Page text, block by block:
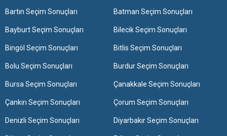
Bartın Seçim Sonuçları Batman Seçim Sonuçları
Bayburt Seçim Sonuçları Bilecik Seçim Sonuçları
Bingöl Seçim Sonuçları Bitlis Seçim Sonuçları
Bolu Seçim Sonuçları Burdur Seçim Sonuçları
Bursa Seçim Sonuçları Çanakkale Seçim Sonuçları
Çankırı Seçim Sonuçları Çorum Seçim Sonuçları
Denizli Seçim Sonuçları Diyarbakır Seçim Sonuçları